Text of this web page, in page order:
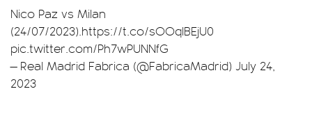
Nico Paz vs Milan
(24/07/2023).https://t.co/sOOqIBEjU0
pic.twitter.com/Ph7wPUNNfG
— Real Madrid Fabrica (@FabricaMadrid) July 24,
2023